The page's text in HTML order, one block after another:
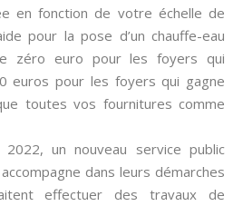
en fonction de votre échelle de
pour la pose d’un chauffe-eau
zéro euro pour les foyers qui
euros pour les foyers qui gagne
toutes vos fournitures comme
un nouveau service public
dans leurs démarches
effectuer des travaux de